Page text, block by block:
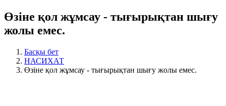
Өзіне қол жұмсау - тығырықтан шығу
жолы емес.
Басқы бет
НАСИХАТ
Өзіне қол жұмсау - тығырықтан шығу жолы емес.